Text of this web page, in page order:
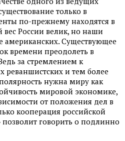
только в
по-прежнему находятся в
вес России велик, но наши
американских. Существующее
времени преодолеть в
за стремлением к
и тем более
нужна миру как
мировой экономике,
от положения дел в
кооперация российской
говорить о подлинно